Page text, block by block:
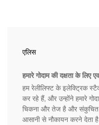
एलिस
हमारे गोदाम की दक्षता के लिए
हम रेलीलिफ्ट के इलेक्ट्रिक
कर रहे हैं, और उन्होंने हमारे
चिकना और तेज है और संकुचित
आसानी से नौकायन करने देता